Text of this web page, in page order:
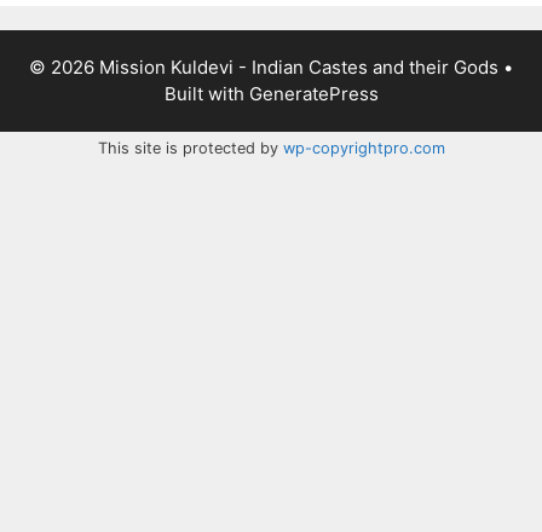
© 2026 Mission Kuldevi - Indian Castes and their Gods •
Built with GeneratePress
This site is protected by wp-copyrightpro.com